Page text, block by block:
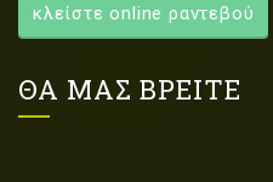
κλείστε online ραντεβού
ΘΑ ΜΑΣ ΒΡΕΙΤΕ